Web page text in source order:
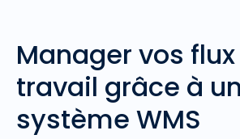
Manager vos
travail grâce à un
système WMS